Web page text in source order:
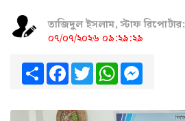
তাজিদুল ইসলাম, স্টাফ রিপোর্টার:
০৭/০৭/২০২৬ ০৯:২৯:২৯
ShareFacebook
TwitterWhatsApp